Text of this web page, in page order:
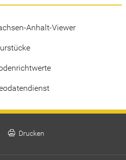
Anhalt-Viewer
print Drucken